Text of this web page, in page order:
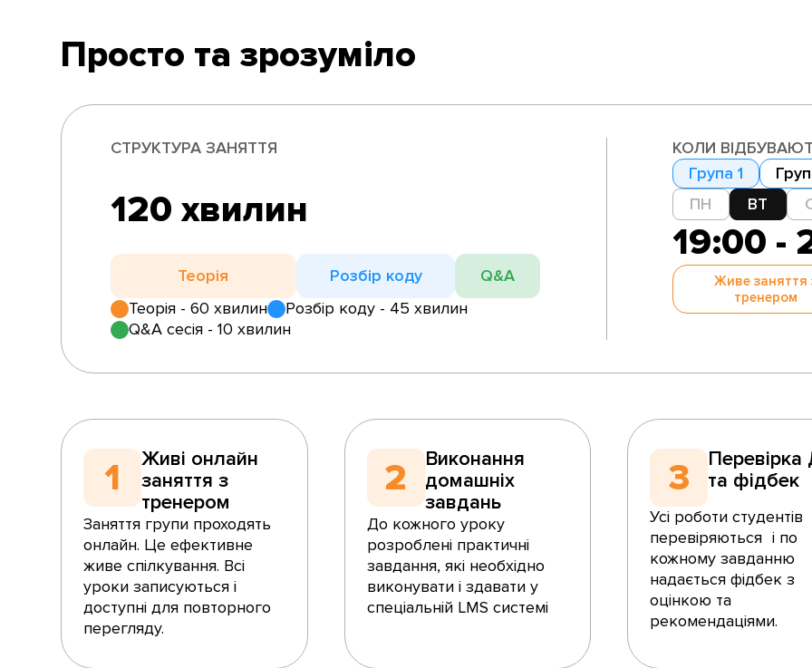
Просто та зрозуміло
СТРУКТУРА ЗАНЯТТЯ
120 хвилин
Теорія Розбір коду
Q&A
Теорія - 60 хвилин
Розбір коду - 45 хвилин
Q&A сесія - 10 хвилин
КОЛИ
Група 1
ПН
ВТ
19:00 -
Живе заняття
тренером
1
Живі онлайн
заняття з
тренером
Заняття групи проходять
онлайн. Це ефективне
живе спілкування. Всі
уроки записуються і
доступні для повторного
перегляду.
2
Виконання
домашніх
завдань
До кожного уроку
розроблені практичні
завдання, які необхідно
виконувати і здавати у
спеціальній LMS системі
3
Перевірка
та фідбек
Усі роботи студентів
перевіряються і по
кожному завданню
надається фідбек з
оцінкою та
рекомендаціями.